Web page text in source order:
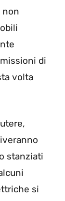
non
di
volta
stanziati
si